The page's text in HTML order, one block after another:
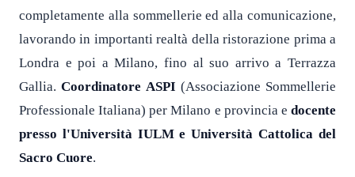
completamente alla sommellerie ed alla comunicazione,
lavorando in importanti realtà della ristorazione prima a
Londra e poi a Milano, fino al suo arrivo a Terrazza
Gallia.Coordinatore ASPI (Associazione Sommellerie
Professionale Italiana) per Milano e provincia e docente
presso l'Università IULM e Università Cattolica del
Sacro Cuore.